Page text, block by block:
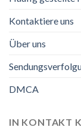
Kontaktiere uns
Über uns
DMCA
IN KONTAKT